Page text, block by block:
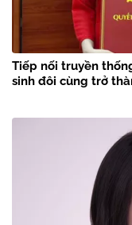
Tiếp nối truyền
sinh đôi cùng trở